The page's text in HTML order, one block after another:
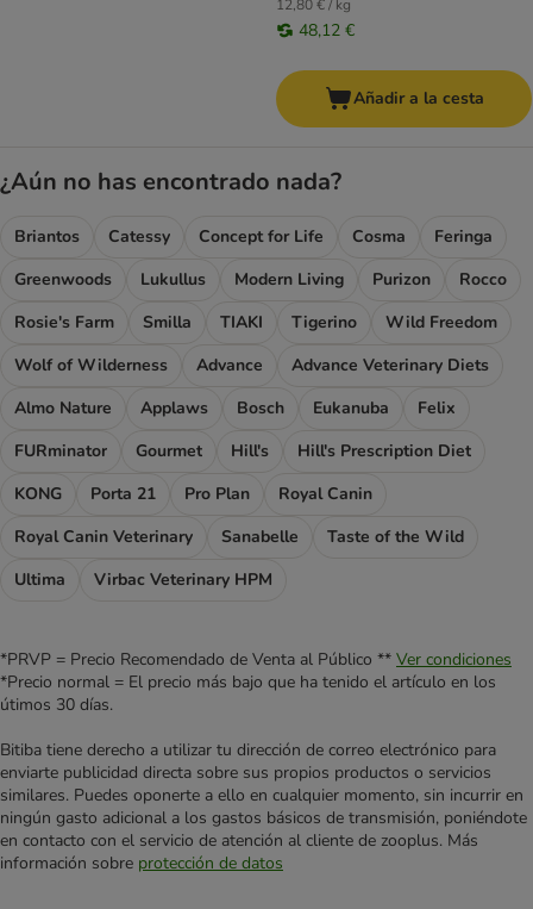
12,80 € / kg
48,12 €
Añadir a la cesta
¿Aún no has encontrado nada?
Briantos Catessy Concept for Life Cosma
Feringa
Greenwoods
Lukullus Modern Living Purizon
Rocco
Rosie's Farm
Smilla TIAKI Tigerino
Wild Freedom
Wolf of Wilderness
Advance
Advance Veterinary Diets
Almo Nature
Applaws Bosch Eukanuba
Felix
FURminator
Gourmet Hill's
Hill's Prescription Diet
KONG
Porta 21 Pro Plan
Royal Canin
Royal Canin Veterinary
Sanabelle
Taste of the Wild
Ultima
Virbac Veterinary HPM
*PRVP = Precio Recomendado de Venta al Público ** Ver condiciones
*Precio normal = El precio más bajo que ha tenido el artículo en los
útimos 30 días.
Bitiba tiene derecho a utilizar tu dirección de correo electrónico para
enviarte publicidad directa sobre sus propios productos o servicios
similares. Puedes oponerte a ello en cualquier momento, sin incurrir en
ningún gasto adicional a los gastos básicos de transmisión, poniéndote
en contacto con el servicio de atención al cliente de zooplus. Más
información sobre protección de datos